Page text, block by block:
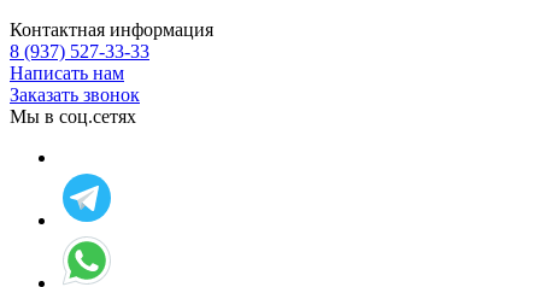
Контактная информация
8 (937) 527-33-33
Написать нам
Заказать звонок
Мы в соц.сетях